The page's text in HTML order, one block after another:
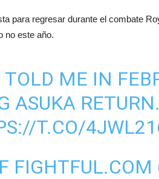
para regresar durante el combate
no este año.
ME IN
ASUKA
T.CO/
FIGHTFUL.COM